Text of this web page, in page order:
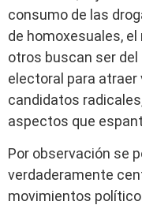
consumo de las
de homoxesuales,
otros buscan ser
electoral para
candidatos
aspectos que
Por observación se
verdaderamente
movimientos